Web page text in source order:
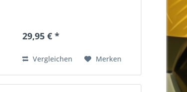
29,95 € *
Vergleichen Merken